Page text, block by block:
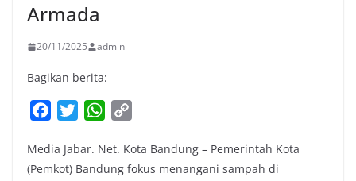
Armada
20/11/2025 admin
Bagikan berita:
c
e
i
t
W
a
t
p
y
Media Jabar. Net. Kota Bandung – Pemerintah Kota
(Pemkot) Bandung fokus menangani sampah di